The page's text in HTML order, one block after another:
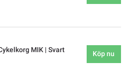
MIK | Svart
Köp nu